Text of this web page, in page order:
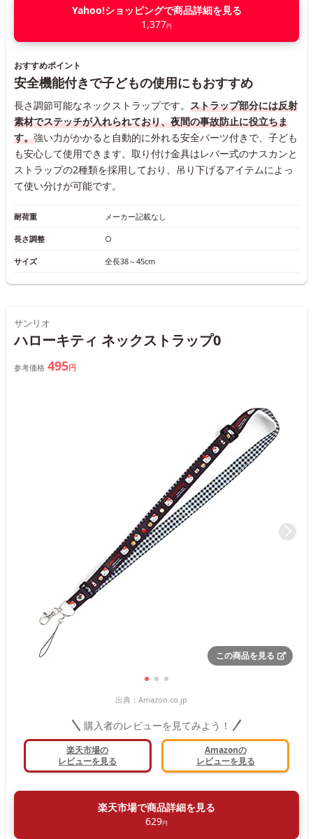
Yahoo!ショッピングで商品詳細を見る
1,377円
おすすめポイント
安全機能付きで子どもの使用にもおすすめ
長さ調節可能なネックストラップです。 ストラップ部分には反射
素材でステッチが入れられており、夜間の事故防止に役立ちま
す。強い力がかかると自動的に外れる安全パーツ付きで、子ども
も安心して使用できます。取り付け金具はレバー式のナスカンと
ストラップの2種類を採用しており、吊り下げるアイテムによっ
て使い分けが可能です。
耐荷重 メーカー記載なし
長さ調整 ○
サイズ 全長38～45cm
サンリオ
ハローキティ ネックストラップ0
参考価格 495円
この商品を見る
出典： Amazon.co.jp
購入者のレビューを見てみよう！
楽天市場の
レビューを見る
Amazonの
レビューを見る
楽天市場で商品詳細を見る
629円